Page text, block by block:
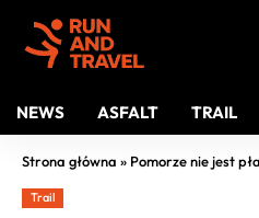
NEWS ASFALT TRAIL
Strona główna » Pomorze nie jest płaskie
Trail